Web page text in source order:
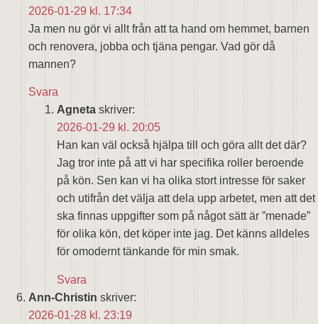
2026-01-29 kl. 17:34
Ja men nu gör vi allt från att ta hand om hemmet, barnen
och renovera, jobba och tjäna pengar. Vad gör då
mannen?
Svara
Agneta skriver:
2026-01-29 kl. 20:05
Han kan väl också hjälpa till och göra allt det där?
Jag tror inte på att vi har specifika roller beroende
på kön. Sen kan vi ha olika stort intresse för saker
och utifrån det välja att dela upp arbetet, men att det
ska finnas uppgifter som på något sätt är ”menade”
för olika kön, det köper inte jag. Det känns alldeles
för omodernt tänkande för min smak.
Svara
Ann-Christin skriver:
2026-01-28 kl. 23:19